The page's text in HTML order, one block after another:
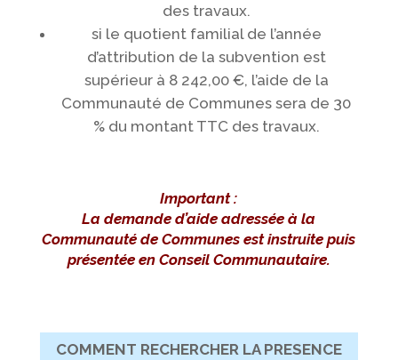
des travaux.
si le quotient familial de l’année
d’attribution de la subvention est
supérieur à 8 242,00 €, l’aide de la
Communauté de Communes sera de 30
% du montant TTC des travaux.
Important :
La demande d’aide adressée à la
Communauté de Communes est instruite puis
présentée en Conseil Communautaire.
COMMENT RECHERCHER LA PRESENCE